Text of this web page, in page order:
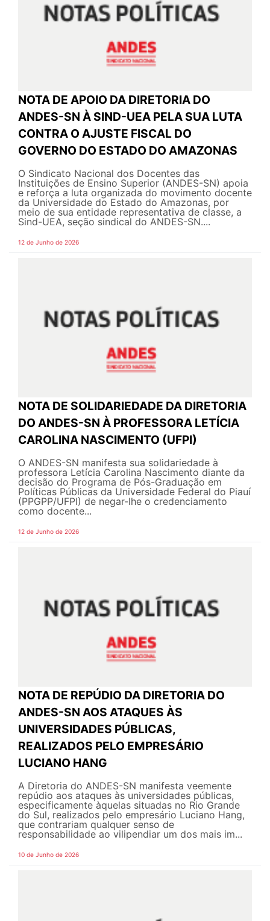
NOTA DE APOIO DA DIRETORIA DO
ANDES-SN À SIND-UEA PELA SUA LUTA
CONTRA O AJUSTE FISCAL DO
GOVERNO DO ESTADO DO AMAZONAS
O Sindicato Nacional dos Docentes das
Instituições de Ensino Superior (ANDES-SN) apoia
e reforça a luta organizada do movimento docente
da Universidade do Estado do Amazonas, por
meio de sua entidade representativa de classe, a
Sind-UEA, seção sindical do ANDES-SN....
12 de Junho de 2026
NOTA DE SOLIDARIEDADE DA DIRETORIA
DO ANDES-SN À PROFESSORA LETÍCIA
CAROLINA NASCIMENTO (UFPI)
O ANDES-SN manifesta sua solidariedade à
professora Letícia Carolina Nascimento diante da
decisão do Programa de Pós-Graduação em
Políticas Públicas da Universidade Federal do Piauí
(PPGPP/UFPI) de negar-lhe o credenciamento
como docente...
12 de Junho de 2026
NOTA DE REPÚDIO DA DIRETORIA DO
ANDES-SN AOS ATAQUES ÀS
UNIVERSIDADES PÚBLICAS,
REALIZADOS PELO EMPRESÁRIO
LUCIANO HANG
A Diretoria do ANDES-SN manifesta veemente
repúdio aos ataques às universidades públicas,
especificamente àquelas situadas no Rio Grande
do Sul, realizados pelo empresário Luciano Hang,
que contrariam qualquer senso de
responsabilidade ao vilipendiar um dos mais im...
10 de Junho de 2026